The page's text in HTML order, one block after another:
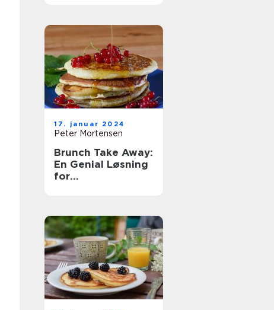
17. januar 2024
Peter Mortensen
Brunch Take Away:
En Genial Løsning
for